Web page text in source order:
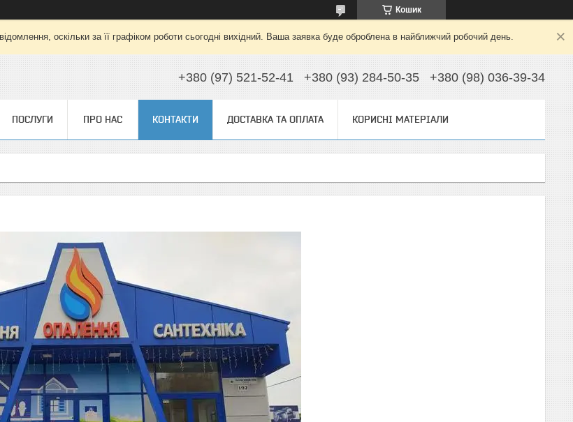
Кошик
оскільки за її графіком роботи сьогодні вихідний. Ваша заявка буде оброблена в найближчий робочий день.
+380 (97) 521-52-41 +380 (93) 284-50-35 +380 (98) 036-39-34
ПОСЛУГИ ПРО НАС КОНТАКТИ ДОСТАВКА ТА ОПЛАТА КОРИСНІ МАТЕРІАЛИ